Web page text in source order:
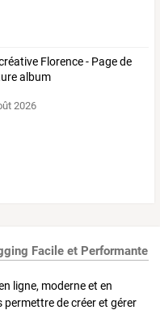
Florence - Page de
album
2026
Facile et Performante
ligne, moderne et en
de créer et gérer